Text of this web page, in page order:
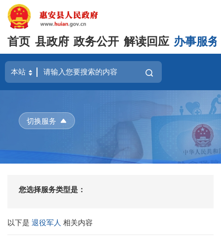
首页 县政府 政务公开 解读回应 办事服务
切换服务
您选择服务类型是：
以下是退役军人相关内容